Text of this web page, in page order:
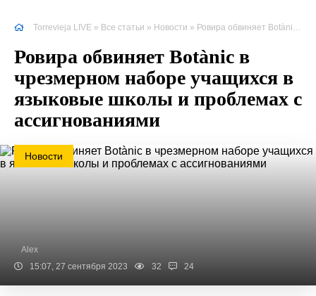
Torrevieja LIVE » Все статьи » Новости » Ровира обвиняет Botànic в чрезмерном наборе учащихся в языковые школы и проблемах с ассигнованиями
Ровира обвиняет Botànic в
чрезмерном наборе учащихся в
языковые школы и проблемах с
ассигнованиями
Новости
Alex
15:07, 27 сентября 2023
32 24